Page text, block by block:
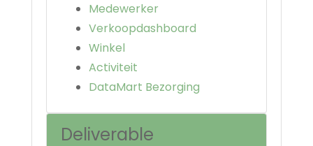
Medewerker
Verkoopdashboard
Winkel
Activiteit
DataMart Bezorging
Deliverable